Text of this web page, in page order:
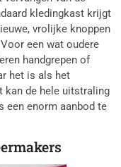
kledingkast krijgt
vrolijke knoppen
een wat oudere
handgrepen of
het is als het
kan de hele uitstraling
een enorm aanbod te